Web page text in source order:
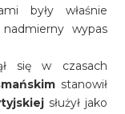
były właśnie
wypas
się w czasach
stanowił
służył jako